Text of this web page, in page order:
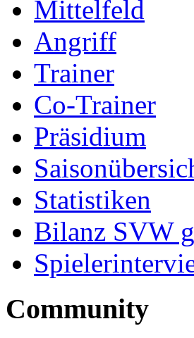
Mittelfeld
Angriff
Trainer
Co-Trainer
Präsidium
Statistiken
Bilanz SVW
Community